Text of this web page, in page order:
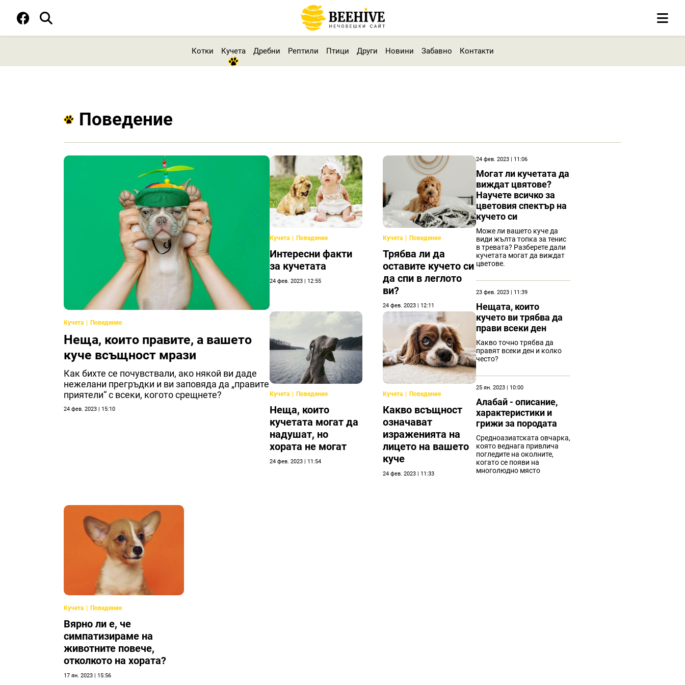
Котки Кучета Дребни Рептили Птици Други Новини Забавно Контакти
Поведение
Кучета Поведение
Неща, които правите, a вашето
куче всъщност мрази
Как бихте се почувствали, ако някой ви даде
нежелани прегръдки и ви заповяда да „правите
приятели“ с всеки, когото срещнете?
24 фев. 2023 | 15:10
Кучета Поведение
Интересни факти
за кучетата
24 фев. 2023 | 12:55
Кучета Поведение
Трябва ли да
оставите кучето си
да спи в леглото
ви?
24 фев. 2023 | 12:11
Кучета Поведение
Неща, които
кучетата могат да
надушат, но
хората не могат
24 фев. 2023 | 11:54
Кучета Поведение
Какво всъщност
означават
израженията на
лицето на вашето
куче
24 фев. 2023 | 11:33
24 фев. 2023 | 11:06
Могат ли кучетата да
виждат цвятове?
Научете всичко за
цветовия спектър на
кучето си
Може ли вашето куче да
види жълта топка за тенис
в тревата? Разберете дали
кучетата могат да виждат
цветове.
23 фев. 2023 | 11:39
Нещата, които
кучето ви трябва да
прави всеки ден
Какво точно трябва да
правят всеки ден и колко
често?
25 ян. 2023 | 10:00
Алабай - описание,
характеристики и
грижи за породата
Средноазиатската овчарка,
която веднага привлича
погледите на околните,
когато се появи на
многолюдно място
Кучета Поведение
Вярно ли е, че
симпатизираме на
животните повече,
отколкото на хората?
17 ян. 2023 | 15:56